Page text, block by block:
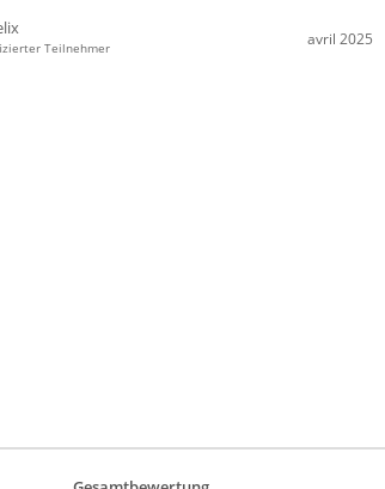
Teilnehmer
avril 2025